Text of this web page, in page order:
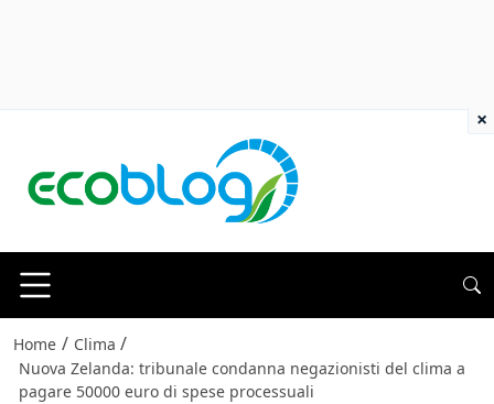
Home / Clima /
Nuova Zelanda: tribunale condanna negazionisti del clima a
pagare 50000 euro di spese processuali
×